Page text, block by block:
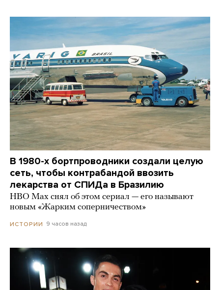
В 1980-х бортпроводники создали целую
сеть, чтобы контрабандой ввозить
лекарства от СПИДа в Бразилию
HBO Max снял об этом сериал — его называют
новым «Жарким соперничеством»
ИСТОРИИ 9 часов назад